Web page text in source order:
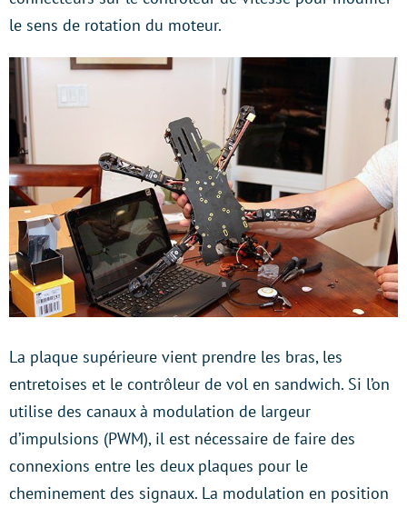
le sens de rotation du moteur.
La plaque supérieure vient prendre les bras, les
entretoises et le contrôleur de vol en sandwich. Si l’on
utilise des canaux à modulation de largeur
d’impulsions (PWM), il est nécessaire de faire des
connexions entre les deux plaques pour le
cheminement des signaux. La modulation en position